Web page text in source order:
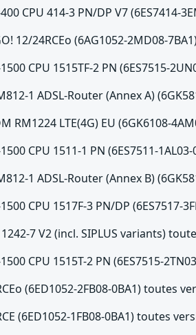
CPU 414-3 PN/DP V7 (6ES7414-
12/24RCEo (6AG1052-2MD08-
CPU 1515TF-2 PN (6ES7515-
1 ADSL-Router (Annex A)
RM1224 LTE(4G) EU (6GK6108-
CPU 1511-1 PN (6ES7511-
1 ADSL-Router (Annex B)
CPU 1517F-3 PN/DP
1242-7 V2 (incl. SIPLUS variants)
CPU 1515T-2 PN (6ES7515-
(6ED1052-2FB08-0BA1) toutes
(6ED1052-1FB08-0BA1) toutes